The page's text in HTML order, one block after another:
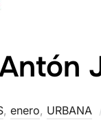
, enero, URBANA